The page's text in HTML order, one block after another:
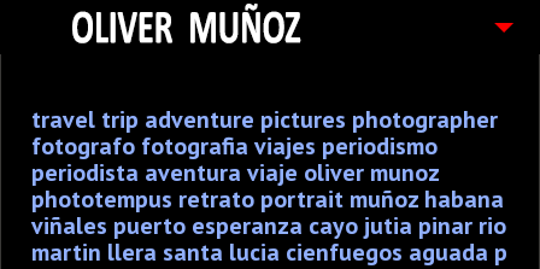
FOTOGRAFIAS
CONTACTO
PEDIDOS
travel trip adventure pictures photographer
fotografo fotografia viajes periodismo
periodista aventura viaje oliver munoz
phototempus retrato portrait muñoz habana
viñales puerto esperanza cayo jutia pinar rio
martin llera santa lucia cienfuegos aguada p